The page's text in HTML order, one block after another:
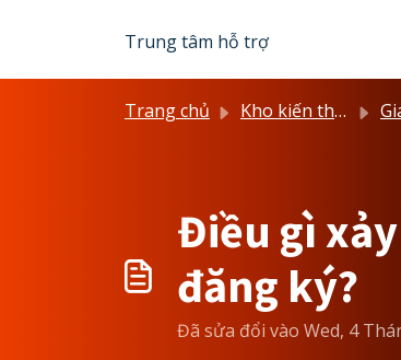
Trung tâm hỗ trợ
Trang chủ Kho kiến thức
Điều gì
đăng ký?
Đã sửa đổi vào Wed, 4